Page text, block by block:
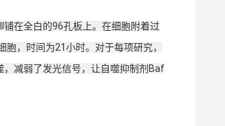
在全白的96孔板上。在细胞附着过
，时间为21小时。对于每项研究，
减弱了发光信号，让自噬抑制剂Baf